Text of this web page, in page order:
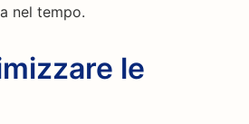
nel tempo.
le